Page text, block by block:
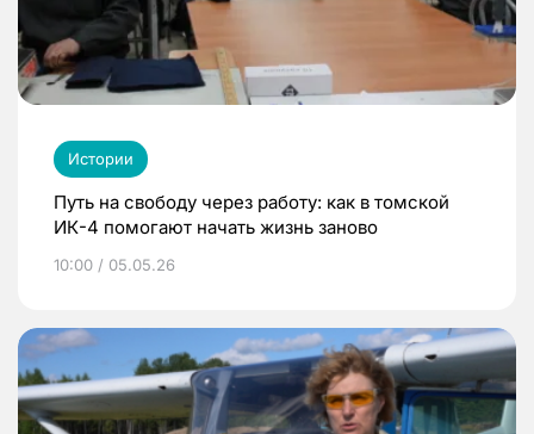
Истории
Путь на свободу через работу: как в томской
ИК-4 помогают начать жизнь заново
10:00 / 05.05.26